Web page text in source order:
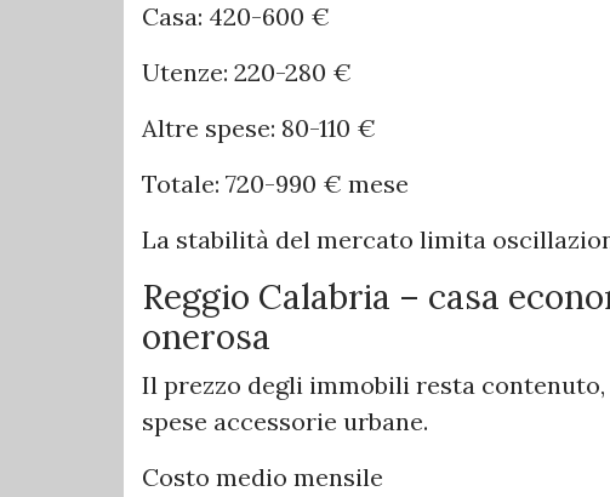
Casa: 420-600 €
Utenze: 220-280 €
Altre spese: 80-110 €
Totale: 720-990 € mese
La stabilità del mercato limita
Reggio Calabria – casa
onerosa
Il prezzo degli immobili resta
spese accessorie urbane.
Costo medio mensile